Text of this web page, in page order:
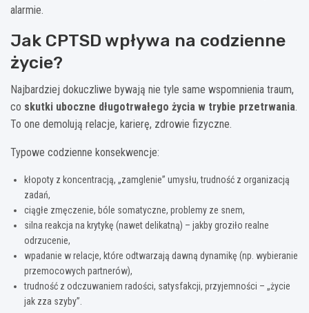
alarmie.
Jak CPTSD wpływa na codzienne
życie?
Najbardziej dokuczliwe bywają nie tyle same wspomnienia traum,
co skutki uboczne długotrwałego życia w trybie przetrwania.
To one demolują relacje, karierę, zdrowie fizyczne.
Typowe codzienne konsekwencje:
kłopoty z koncentracją, „zamglenie” umysłu, trudność z organizacją
zadań,
ciągłe zmęczenie, bóle somatyczne, problemy ze snem,
silna reakcja na krytykę (nawet delikatną) – jakby groziło realne
odrzucenie,
wpadanie w relacje, które odtwarzają dawną dynamikę (np. wybieranie
przemocowych partnerów),
trudność z odczuwaniem radości, satysfakcji, przyjemności – „życie
jak zza szyby”.